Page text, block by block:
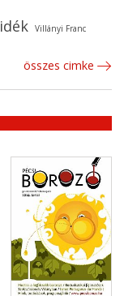
Villányi Franc
összes cimke